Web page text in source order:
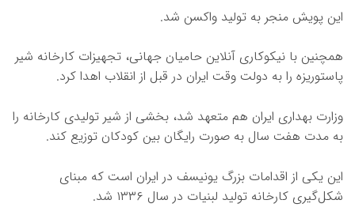
این پویش منجر به تولید واکسن شد.
همچنین با نیکوکاری آنلاین حامیان جهانی، تجهیزات کارخانه شیر
پاستوریزه را به دولت وقت ایران در قبل از انقلاب اهدا کرد.
وزارت بهداری ایران هم متعهد شد، بخشی از شیر تولیدی کارخانه را
به مدت هفت سال به صورت رایگان بین کودکان توزیع کند.
این یکی از اقدامات بزرگ یونیسف در ایران است که مبنای
شکل‌گیری کارخانه تولید لبنیات در سال ۱۳۳۶ شد.